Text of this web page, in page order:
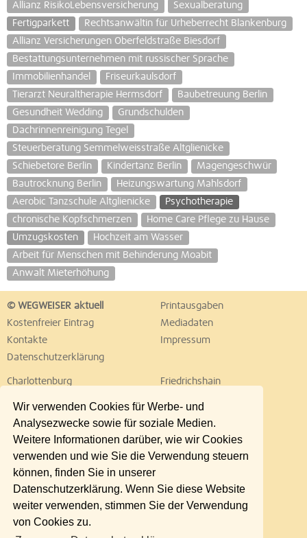
Wir verwenden Cookies für Werbe- und
Analysezwecke sowie für soziale Medien.
Weitere Informationen darüber, wie wir Cookies
verwenden und wie Sie die Verwendung steuern
können, finden Sie in unserer
Datenschutzerklärung. Wenn Sie diese Website
weiter verwenden, stimmen Sie der Verwendung
von Cookies zu.
Allianz RisikoLebensversicherung
Sexualberatung
Fertigparkett
Rechtsanwältin für Urheberrecht Blankenburg
Allianz Versicherungen Oberfeldstraße Biesdorf
Bestattungsunternehmen mit russischer Sprache
Immobilienhandel
Friseurkaulsdorf
Tierarzt Neuraltherapie Hermsdorf
Baubetreuung Berlin
Gesundheit Wedding
Grundschulden
Dachrinnenreinigung Tegel
Steuerberatung Semmelweisstraße Altglienicke
Schiebetore Berlin
Kindertanz Berlin
Magengeschwür
Bautrocknung Berlin
Heizungswartung Mahlsdorf
Aerobic Tanzschule Altglienicke
Psychotherapie
chronische Kopfschmerzen
Home Care Pflege zu Hause
Umzugskosten
Hochzeit am Wasser
Arbeit für Menschen mit Behinderung Moabit
Anwalt Mieterhöhung
© WEGWEISER aktuell
Printausgaben
Kostenfreier Eintrag
Mediadaten
Kontakte
Impressum
Datenschutzerklärung
Charlottenburg
Friedrichshain
Lichtenberg
Marzahn
Neukölln
Pankow
Reinickendorf
Schöneberg
Spandau
Steglitz
Tempelhof
Treptow